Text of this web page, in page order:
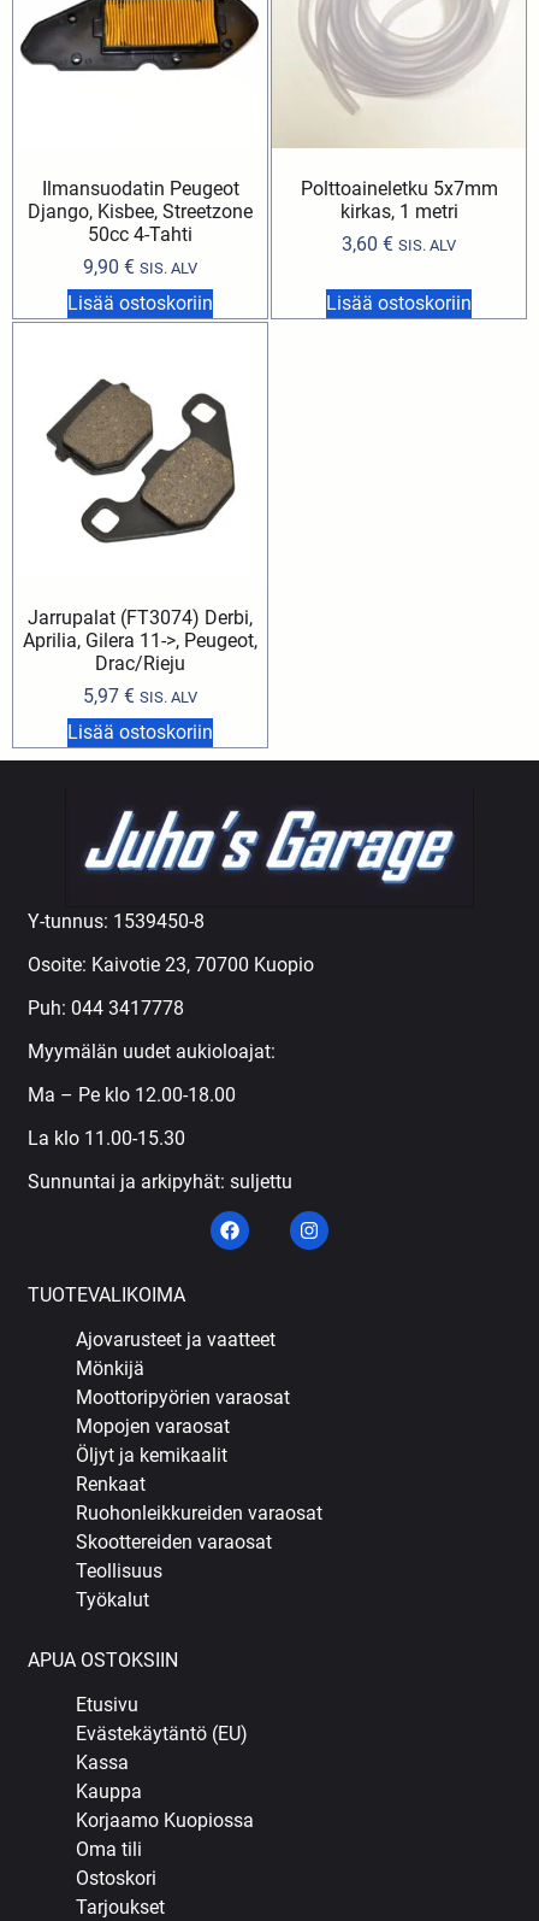
Ilmansuodatin Peugeot
Django, Kisbee, Streetzone
50cc 4-Tahti
9,90 € SIS. ALV
Lisää ostoskoriin
Polttoaineletku 5x7mm
kirkas, 1 metri
3,60 € SIS. ALV
Lisää ostoskoriin
Jarrupalat (FT3074) Derbi,
Aprilia, Gilera 11->, Peugeot,
Drac/Rieju
5,97 € SIS. ALV
Lisää ostoskoriin
Y-tunnus: 1539450-8
Osoite: Kaivotie 23, 70700 Kuopio
Puh: 044 3417778
Myymälän uudet aukioloajat:
Ma – Pe klo 12.00-18.00
La klo 11.00-15.30
Sunnuntai ja arkipyhät: suljettu
TUOTEVALIKOIMA
Ajovarusteet ja vaatteet
Mönkijä
Moottoripyörien varaosat
Mopojen varaosat
Öljyt ja kemikaalit
Renkaat
Ruohonleikkureiden varaosat
Skoottereiden varaosat
Teollisuus
Työkalut
APUA OSTOKSIIN
Etusivu
Evästekäytäntö (EU)
Kassa
Kauppa
Korjaamo Kuopiossa
Oma tili
Ostoskori
Tarjoukset